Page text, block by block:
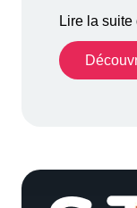
Lire la